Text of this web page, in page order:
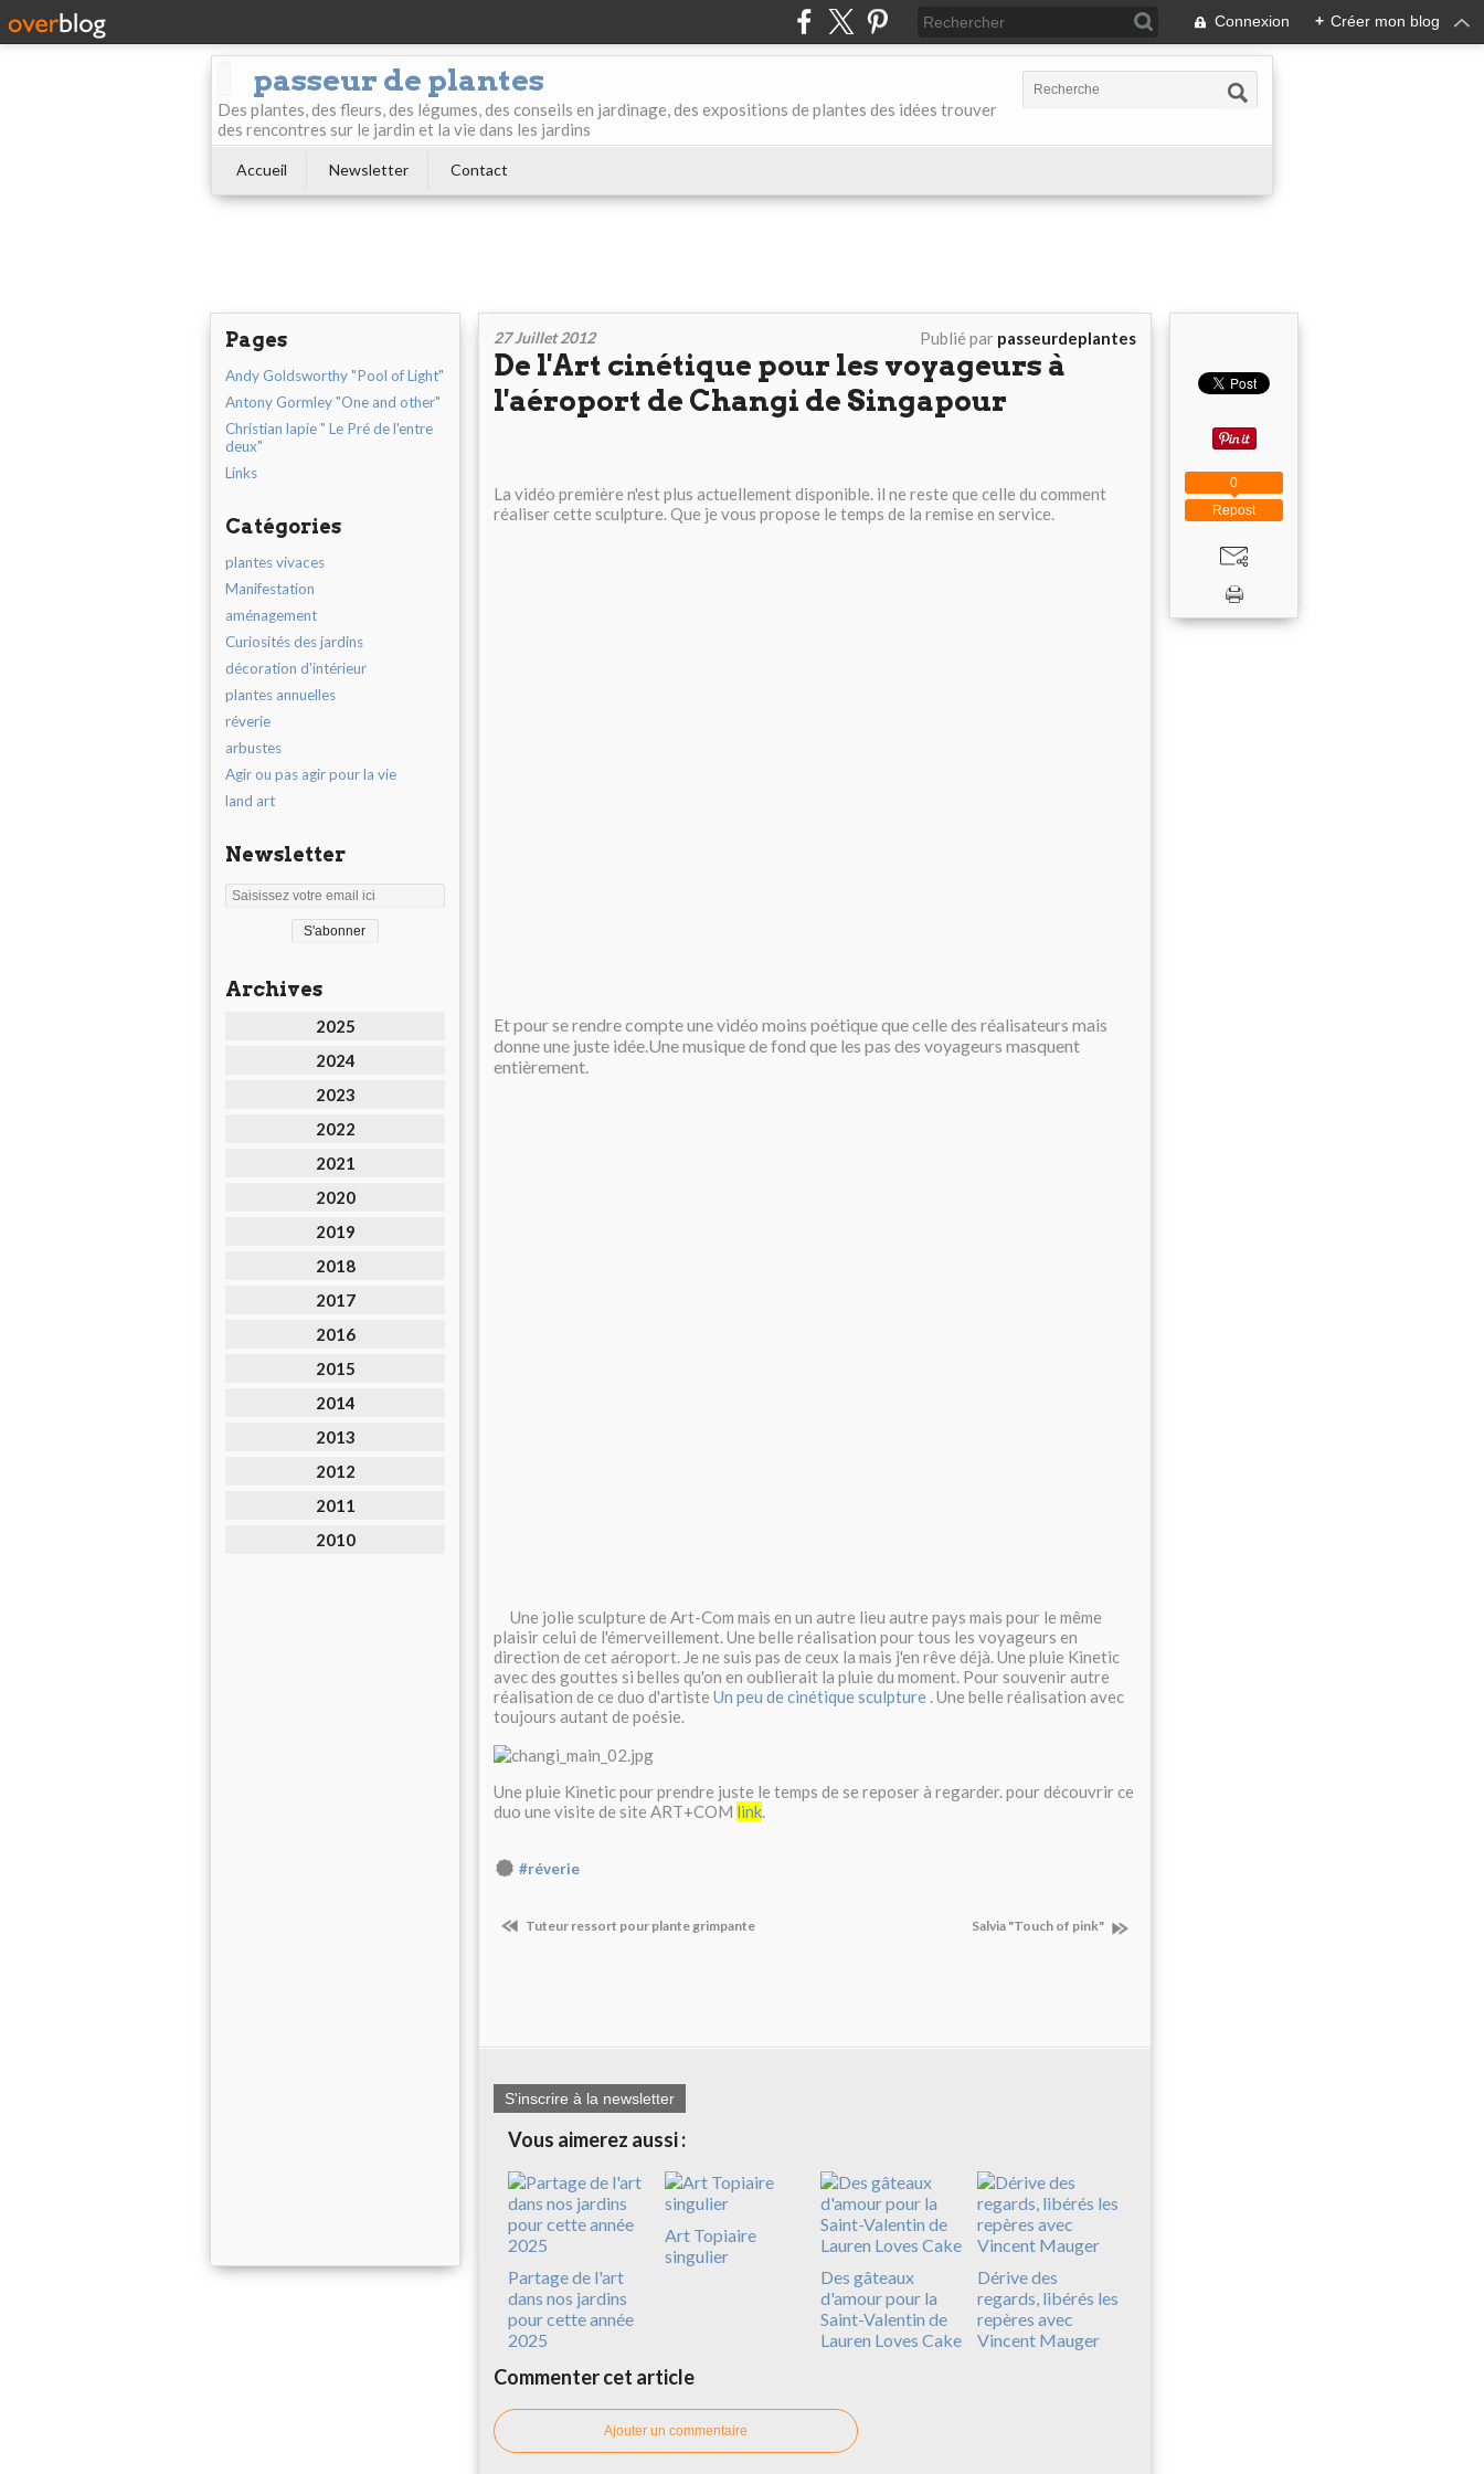
Connexion + Créer mon blog
passeur de plantes
Des plantes, des fleurs, des légumes, des conseils en jardinage, des expositions de plantes des idées trouver
des rencontres sur le jardin et la vie dans les jardins
Accueil Newsletter Contact
Pages
Andy Goldsworthy "Pool of Light"
Antony Gormley "One and other"
Christian lapie " Le Pré de l'entre
deux"
Links
Catégories
plantes vivaces
Manifestation
aménagement
Curiosités des jardins
décoration d'intérieur
plantes annuelles
réverie
arbustes
Agir ou pas agir pour la vie
land art
Newsletter
Archives
2025
2024
2023
2022
2021
2020
2019
2018
2017
2016
2015
2014
2013
2012
2011
2010
27 Juillet 2012 Publié par passeurdeplantes
De l'Art cinétique pour les voyageurs à
l'aéroport de Changi de Singapour
La vidéo première n'est plus actuellement disponible. il ne reste que celle du comment
réaliser cette sculpture. Que je vous propose le temps de la remise en service.
Et pour se rendre compte une vidéo moins poétique que celle des réalisateurs mais
donne une juste idée.Une musique de fond que les pas des voyageurs masquent
entièrement.
Une jolie sculpture de Art-Com mais en un autre lieu autre pays mais pour le même
plaisir celui de l'émerveillement. Une belle réalisation pour tous les voyageurs en
direction de cet aéroport. Je ne suis pas de ceux la mais j'en rêve déjà. Une pluie Kinetic
avec des gouttes si belles qu'on en oublierait la pluie du moment. Pour souvenir autre
réalisation de ce duo d'artiste Un peu de cinétique sculpture . Une belle réalisation avec
toujours autant de poésie.
Une pluie Kinetic pour prendre juste le temps de se reposer à regarder. pour découvrir ce
duo une visite de site ART+COM link.
#réverie
Tuteur ressort pour plante grimpante Salvia "Touch of pink"
S'inscrire à la newsletter
Vous aimerez aussi :
Partage de l'art
dans nos jardins
pour cette année
2025
Art Topiaire
singulier
Des gâteaux
d'amour pour la
Saint-Valentin de
Lauren Loves Cake
Dérive des
regards, libérés les
repères avec
Vincent Mauger
Commenter cet article
Ajouter un commentaire
Repost
0